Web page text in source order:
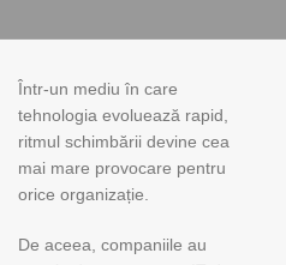
Într-un mediu în care
tehnologia evoluează rapid,
ritmul schimbării devine cea
mai mare provocare pentru
orice organizație.
De aceea, companiile au